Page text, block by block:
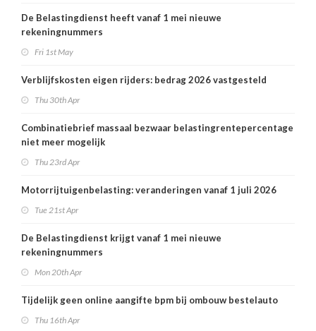
De Belastingdienst heeft vanaf 1 mei nieuwe
rekeningnummers
Fri 1st May
Verblijfskosten eigen rijders: bedrag 2026 vastgesteld
Thu 30th Apr
Combinatiebrief massaal bezwaar belastingrentepercentage
niet meer mogelijk
Thu 23rd Apr
Motorrijtuigenbelasting: veranderingen vanaf 1 juli 2026
Tue 21st Apr
De Belastingdienst krijgt vanaf 1 mei nieuwe
rekeningnummers
Mon 20th Apr
Tijdelijk geen online aangifte bpm bij ombouw bestelauto
Thu 16th Apr